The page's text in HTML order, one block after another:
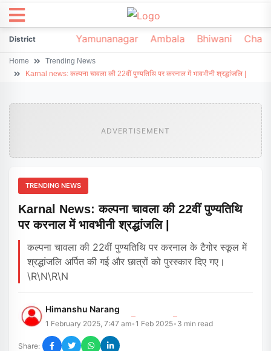
DistrictSonipat Yamunanagar Ambala Bhiwani
Home
Trending News
Karnal news: कल्पना चावला की 22वीं पुण्यतिथि पर करनाल में भावभीनी श्रद्धांजलि |
ADVERTISEMENT
TRENDING NEWS
Karnal News: कल्पना चावला की 22वीं पुण्यतिथि
पर करनाल में भावभीनी श्रद्धांजलि |
कल्पना चावला की 22वीं पुण्यतिथि पर करनाल के टैगोर स्कूल में
श्रद्धांजलि अर्पित की गई और छात्रों को पुरस्कार दिए गए।
\r\n\r\n
Himanshu Narang
1 February 2025, 7:47 am•1 Feb 2025• 3 min read
Share: